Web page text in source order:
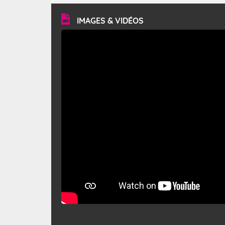
vitesse moyenne de 50 km/h et atteindre 80 à 100 km/h
en rafales, parfois davantage. Il parcourt la basse vallée
du Rhône et la Provence et envahit le littoral
méditerranéen à partir de la Camargue.
IMAGES & VIDÉOS